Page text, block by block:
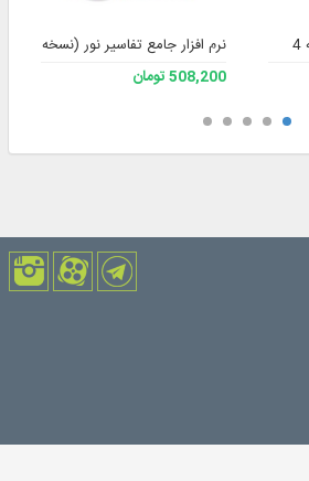
نرم افزار جامع تفاسیر نور (نسخه 4)
508,200 تومان